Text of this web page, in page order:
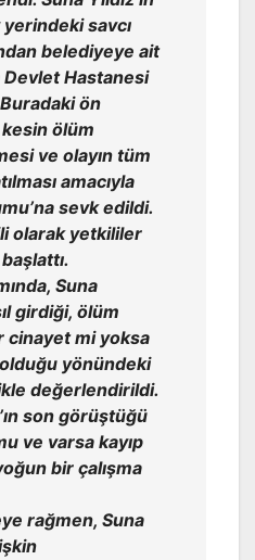
savcı
belediyeye ait
Hastanesi
Buradaki ön
ölüm
ve olayın tüm
amacıyla
sevk edildi.
olarak yetkililer
Suna
girdiği, ölüm
cinayet mi yoksa
yönündeki
değerlendirildi.
son görüştüğü
ve varsa kayıp
bir çalışma
rağmen, Suna